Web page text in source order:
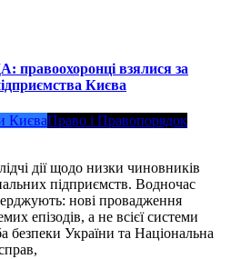
правоохоронці взялися за
Києва
КиєваПраво і Правопорядок
дії щодо низки чиновників
підприємств. Водночас
нові провадження
епізодів, а не всієї системи
України та Національна